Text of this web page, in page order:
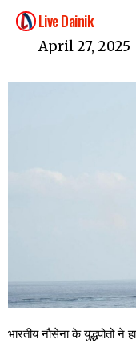
Live Dainik
April 27, 2025
भारतीय नौसेना के युद्धपोतों ने